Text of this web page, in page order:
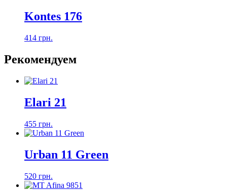
Kontes 176
414 грн.
Рекомендуем
Elari 21
455 грн.
Urban 11 Green
520 грн.